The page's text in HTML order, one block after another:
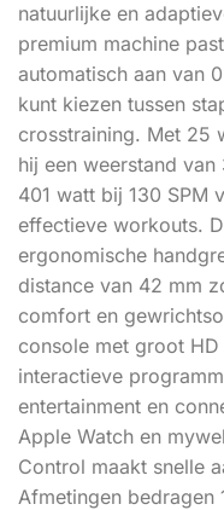
natuurlijke en
premium machine
automatisch aan van
kunt kiezen tussen
crosstraining. Met 25
hij een weerstand
401 watt bij 130 SPM
effectieve workouts.
ergonomische
distance van 42 mm
comfort en
console met groot
interactieve
entertainment en
Apple Watch en
Control maakt snelle
Afmetingen bedragen